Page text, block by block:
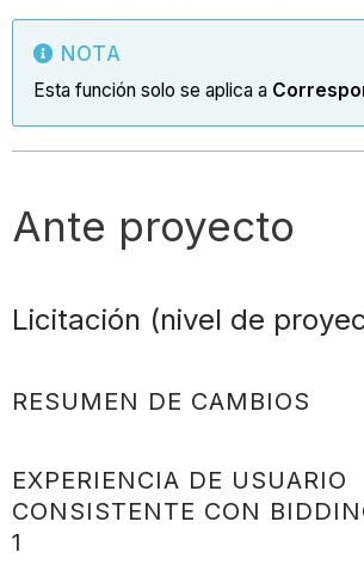
NOTA
Esta función solo se aplica a
Ante proyecto
Licitación (nivel de
RESUMEN DE CAMBIOS
EXPERIENCIA DE USUARIO
CONSISTENTE CON
1